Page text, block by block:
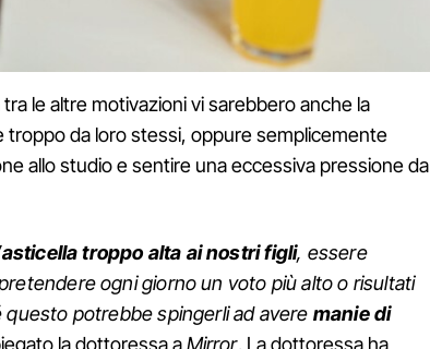
le altre motivazioni vi sarebbero anche la
da loro stessi, oppure semplicemente
allo studio e sentire una eccessiva pressione da
troppo alta ai nostri figli, essere
ogni giorno un voto più alto o risultati
questo potrebbe spingerli ad avere manie di
la dottoressa aMirror. La dottoressa ha